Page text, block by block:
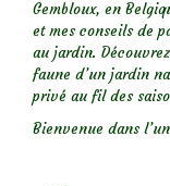
Gembloux, en
et mes conseils de
au jardin.
faune d’un jardin
privé au fil des
Bienvenue dans